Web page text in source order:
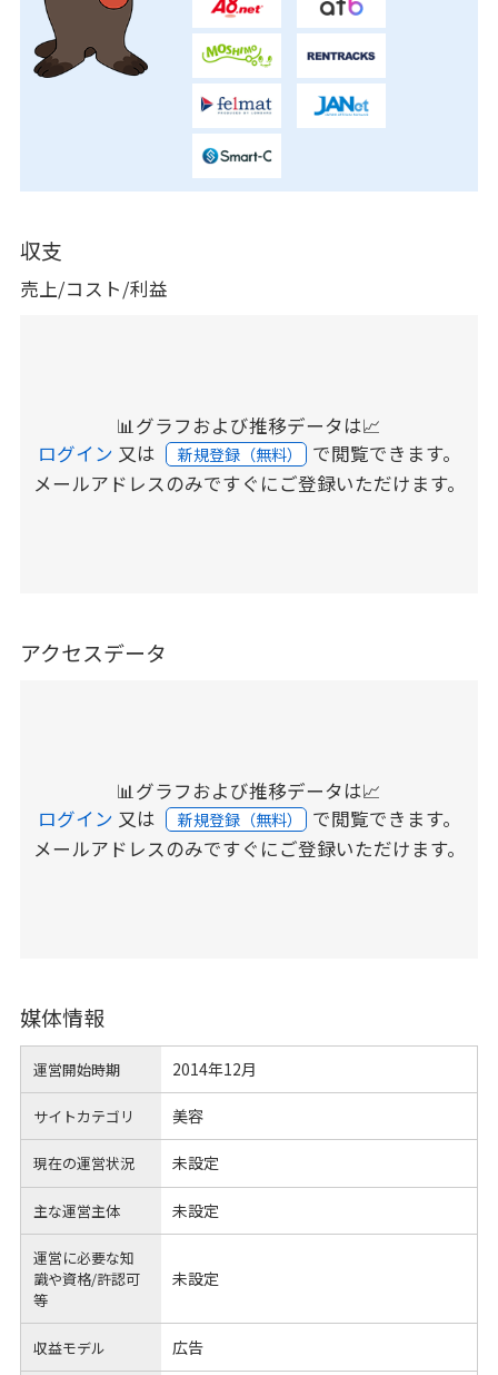
収支
売上/コスト/利益
📊グラフおよび推移データは📈
ログイン 又は 新規登録（無料） で閲覧できます。
メールアドレスのみですぐにご登録いただけます。
アクセスデータ
📊グラフおよび推移データは📈
ログイン 又は 新規登録（無料） で閲覧できます。
メールアドレスのみですぐにご登録いただけます。
媒体情報
運営開始時期 2014年12月
サイトカテゴリ 美容
現在の運営状況 未設定
主な運営主体 未設定
運営に必要な知
識や資格/許認可
等
未設定
収益モデル 広告